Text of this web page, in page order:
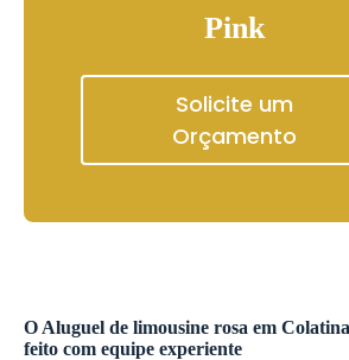
Pink
Solicite um
Orçamento
O Aluguel de limousine rosa em Colatina
feito com equipe experiente